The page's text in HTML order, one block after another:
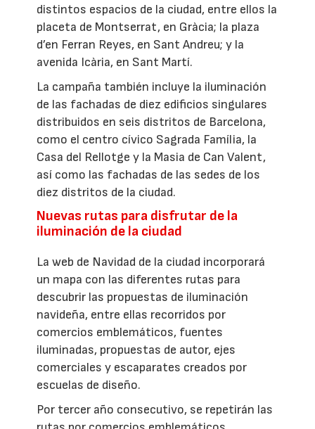
distintos espacios de la ciudad, entre ellos la
placeta de Montserrat, en Gràcia; la plaza
d’en Ferran Reyes, en Sant Andreu; y la
avenida Icària, en Sant Martí.
La campaña también incluye la iluminación
de las fachadas de diez edificios singulares
distribuidos en seis distritos de Barcelona,
como el centro cívico Sagrada Família, la
Casa del Rellotge y la Masia de Can Valent,
así como las fachadas de las sedes de los
diez distritos de la ciudad.
Nuevas rutas para disfrutar de la
iluminación de la ciudad
La web de Navidad de la ciudad incorporará
un mapa con las diferentes rutas para
descubrir las propuestas de iluminación
navideña, entre ellas recorridos por
comercios emblemáticos, fuentes
iluminadas, propuestas de autor, ejes
comerciales y escaparates creados por
escuelas de diseño.
Por tercer año consecutivo, se repetirán las